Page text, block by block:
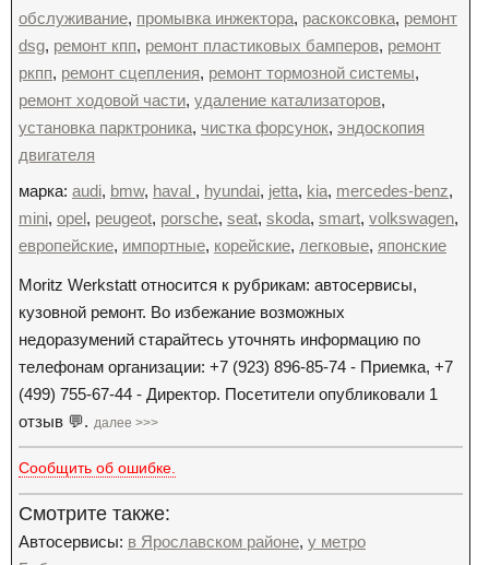
обслуживание, промывка инжектора, раскоксовка, ремонт
dsg, ремонт кпп, ремонт пластиковых бамперов, ремонт
ркпп, ремонт сцепления, ремонт тормозной системы,
ремонт ходовой части, удаление катализаторов,
установка парктроника, чистка форсунок, эндоскопия
двигателя
марка: audi, bmw, haval , hyundai, jetta, kia, mercedes-benz,
mini, opel, peugeot, porsche, seat, skoda, smart, volkswagen,
европейские, импортные, корейские, легковые, японские
Moritz Werkstatt относится к рубрикам: автосервисы,
кузовной ремонт. Во избежание возможных
недоразумений старайтесь уточнять информацию по
телефонам организации: +7 (923) 896-85-74 - Приемка, +7
(499) 755-67-44 - Директор. Посетители опубликовали 1
отзыв 💬. далее >>>
Сообщить об ошибке.
Смотрите также:
Автосервисы: в Ярославском районе, у метро